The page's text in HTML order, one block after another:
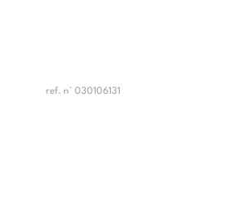
ref. n° 030106131